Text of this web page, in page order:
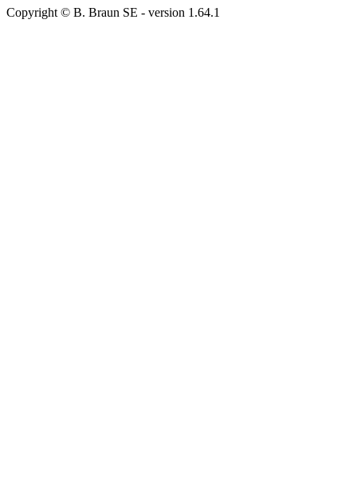
Copyright © B. Braun SE - version 1.64.1